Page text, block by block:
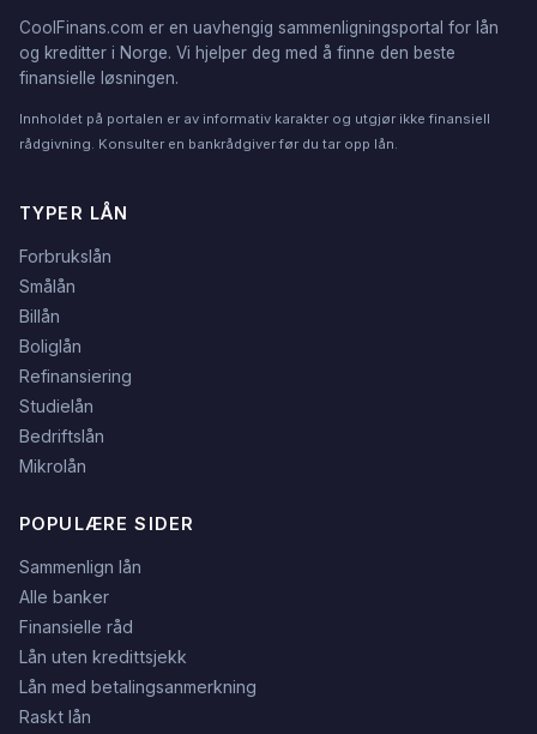
CoolFinans.com er en uavhengig sammenligningsportal for lån
og kreditter i Norge. Vi hjelper deg med å finne den beste
finansielle løsningen.
Innholdet på portalen er av informativ karakter og utgjør ikke finansiell
rådgivning. Konsulter en bankrådgiver før du tar opp lån.
TYPER LÅN
Forbrukslån
Smålån
Billån
Boliglån
Refinansiering
Studielån
Bedriftslån
Mikrolån
POPULÆRE SIDER
Sammenlign lån
Alle banker
Finansielle råd
Lån uten kredittsjekk
Lån med betalingsanmerkning
Raskt lån